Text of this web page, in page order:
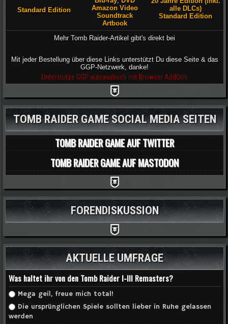
Standard Edition
Amazon Video
Soundtrack
Artbook
alle DLCs)
Standard Edition
Mehr Tomb Raider-Artikel gibt's direkt bei
Mit jeder Bestellung über diese Links unterstützt Du diese Seite & das
GGP-Netzwerk, danke!
Unterstütze GGP automatisch mit Browser AddOn's
TOMB RAIDER GAME SOCIAL MEDIA SEITEN
TOMB RAIDER GAME AUF TWITTER
TOMB RAIDER GAME AUF MASTODON
FORENDISKUSSION
AKTUELLE UMFRAGE
Was haltet ihr von den Tomb Raider I-III Remasters?
Auswahlmöglichkeiten
Mega geil, freue mich total!
Die ursprünglichen Spiele sollten lieber in Ruhe gelassen
werden